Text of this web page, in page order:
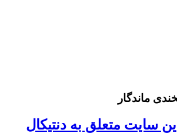
ماندگار
سایت متعلق به دنتیکال